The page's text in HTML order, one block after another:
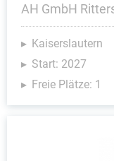
AH GmbH
Kaiserslautern
Start: 2027
Freie Plätze: 1